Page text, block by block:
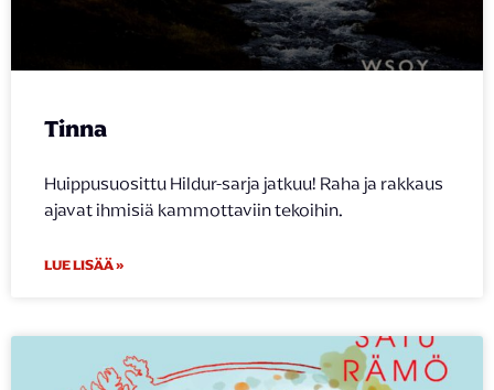
Tinna
Huippusuosittu Hildur-sarja jatkuu! Raha ja rakkaus
ajavat ihmisiä kammottaviin tekoihin.
LUE LISÄÄ »